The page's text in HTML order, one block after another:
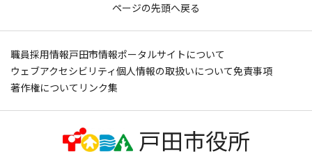
ページの先頭へ戻る
職員採用情報戸田市情報ポータルサイトについて
ウェブアクセシビリティ個人情報の取扱いについて免責事項
著作権について リンク集